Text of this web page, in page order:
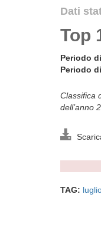
Dati
Top
Periodo
Periodo
Classifica
dell’anno
TAG: